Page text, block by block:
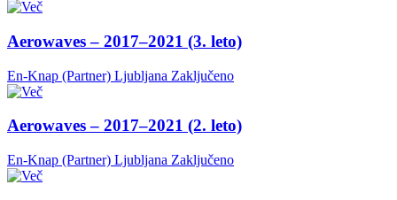
Aerowaves – 2017–2021 (3. leto)
En-Knap (Partner) Ljubljana Zaključeno
Aerowaves – 2017–2021 (2. leto)
En-Knap (Partner) Ljubljana Zaključeno